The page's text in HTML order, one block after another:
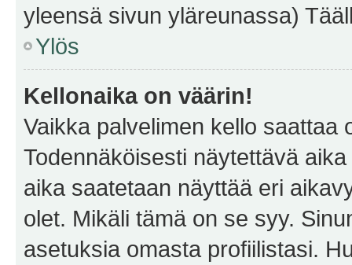
yleensä sivun yläreunassa)
Ylös
Kellonaika on väärin!
Vaikka palvelimen kello saattaa
Todennäköisesti näytettävä
aika saatetaan näyttää eri
olet. Mikäli tämä on se syy.
asetuksia omasta profiilistasi.